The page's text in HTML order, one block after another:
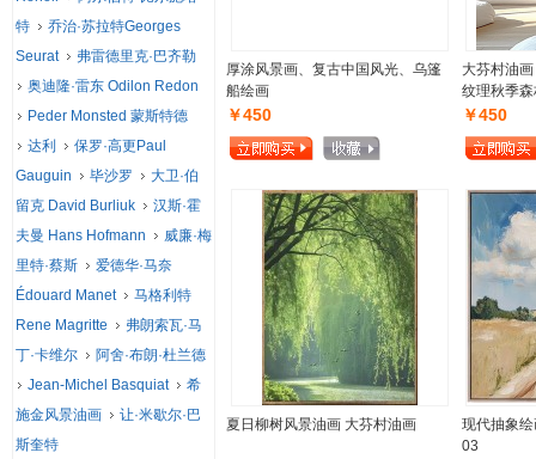
厚涂风景画、复古中国风光、乌篷
船绘画
￥450
大芬村油
纹理秋季
￥450
夏日柳树风景油画 大芬村油画
现代抽象
03
特
乔治·苏拉特Georges
Seurat
弗雷德里克·巴齐勒
奥迪隆·雷东 Odilon Redon
Peder Monsted 蒙斯特德
达利
保罗·高更Paul
Gauguin
毕沙罗
大卫·伯
留克 David Burliuk
汉斯·霍
夫曼 Hans Hofmann
威廉·梅
里特·蔡斯
爱德华·马奈
Édouard Manet
马格利特
Rene Magritte
弗朗索瓦·马
丁·卡维尔
阿舍·布朗·杜兰德
Jean-Michel Basquiat
希
施金风景油画
让·米歇尔·巴
斯奎特